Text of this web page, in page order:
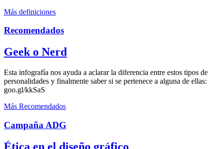
Más definiciones
Recomendados
Geek o Nerd
Esta infografía nos ayuda a aclarar la diferencia entre estos tipos de
personalidades y finalmente saber si se pertenece a alguna de ellas:
goo.gl/kkSaS
Más Recomendados
Campaña ADG
Ética en el diseño gráfico